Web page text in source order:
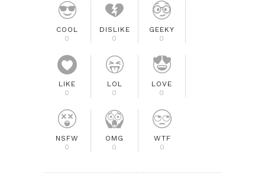
COOL
0
DISLIKE
0
GEEKY
0
LIKE
0
LOL
0
LOVE
0
NSFW
0
OMG
0
WTF
0